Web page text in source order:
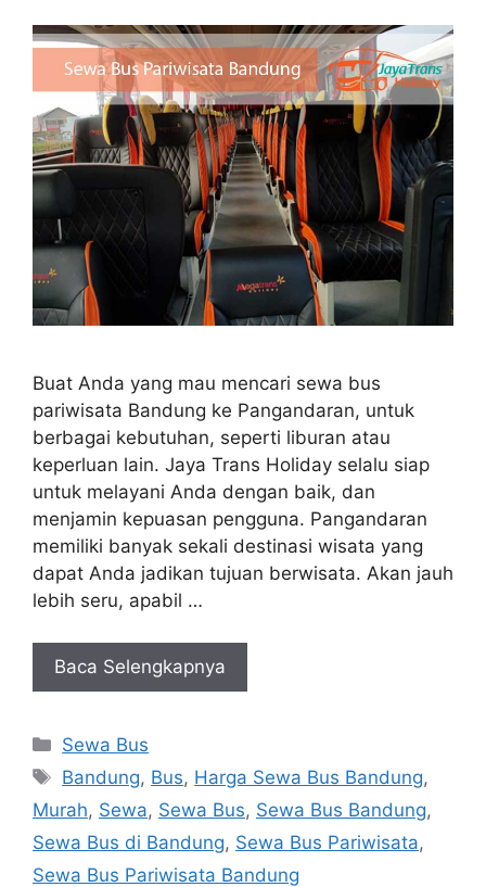
Buat Anda yang mau mencari sewa bus
pariwisata Bandung ke Pangandaran, untuk
berbagai kebutuhan, seperti liburan atau
keperluan lain. Jaya Trans Holiday selalu siap
untuk melayani Anda dengan baik, dan
menjamin kepuasan pengguna. Pangandaran
memiliki banyak sekali destinasi wisata yang
dapat Anda jadikan tujuan berwisata. Akan jauh
lebih seru, apabil …
Baca Selengkapnya
Categories
Sewa Bus
Tags
Bandung, Bus, Harga Sewa Bus Bandung,
Murah, Sewa, Sewa Bus, Sewa Bus Bandung,
Sewa Bus di Bandung, Sewa Bus Pariwisata,
Sewa Bus Pariwisata Bandung